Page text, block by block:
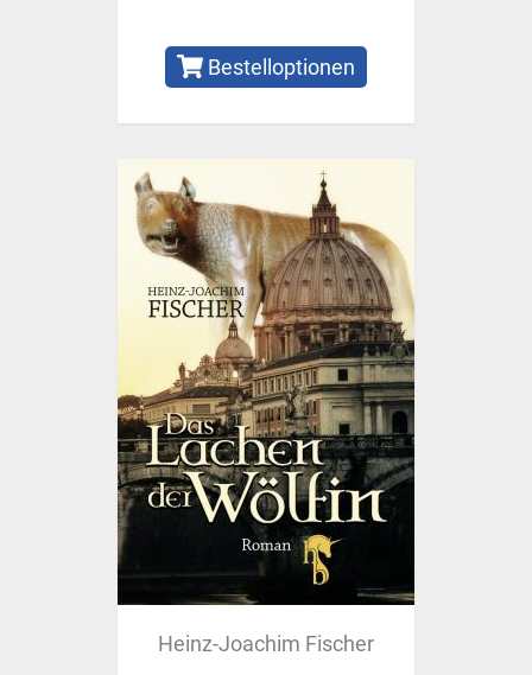
Bestelloptionen
Heinz-Joachim Fischer